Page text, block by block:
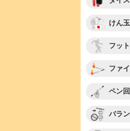
けん
フッ
ファ
ペン
バラ